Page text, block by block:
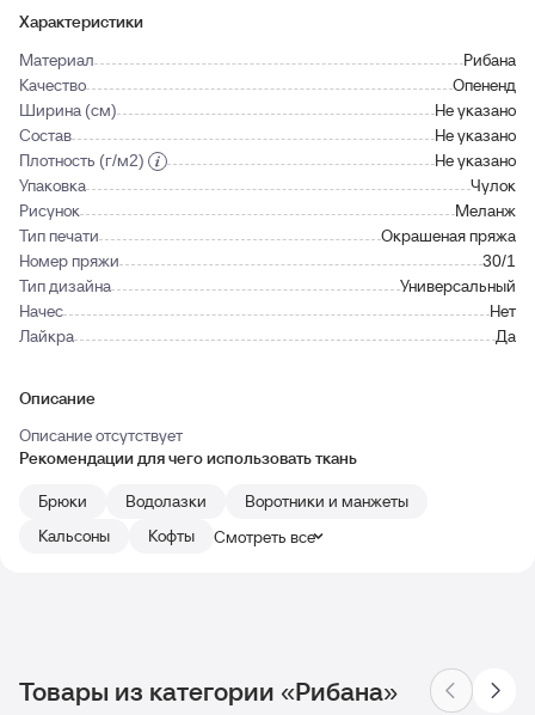
Характеристики
Материал
Рибана
Качество
Опененд
Ширина (см)
Не указано
Состав
Не указано
Плотность (г/м2)
Не указано
Упаковка
Чулок
Рисунок
Меланж
Тип печати
Окрашеная пряжа
Номер пряжи
30/1
Тип дизайна
Универсальный
Начес
Нет
Лайкра
Да
Описание
Описание отсутствует
Рекомендации для чего использовать ткань
Брюки
Водолазки
Воротники и манжеты
Кальсоны
Кофты Смотреть все
Товары из категории «Рибана»